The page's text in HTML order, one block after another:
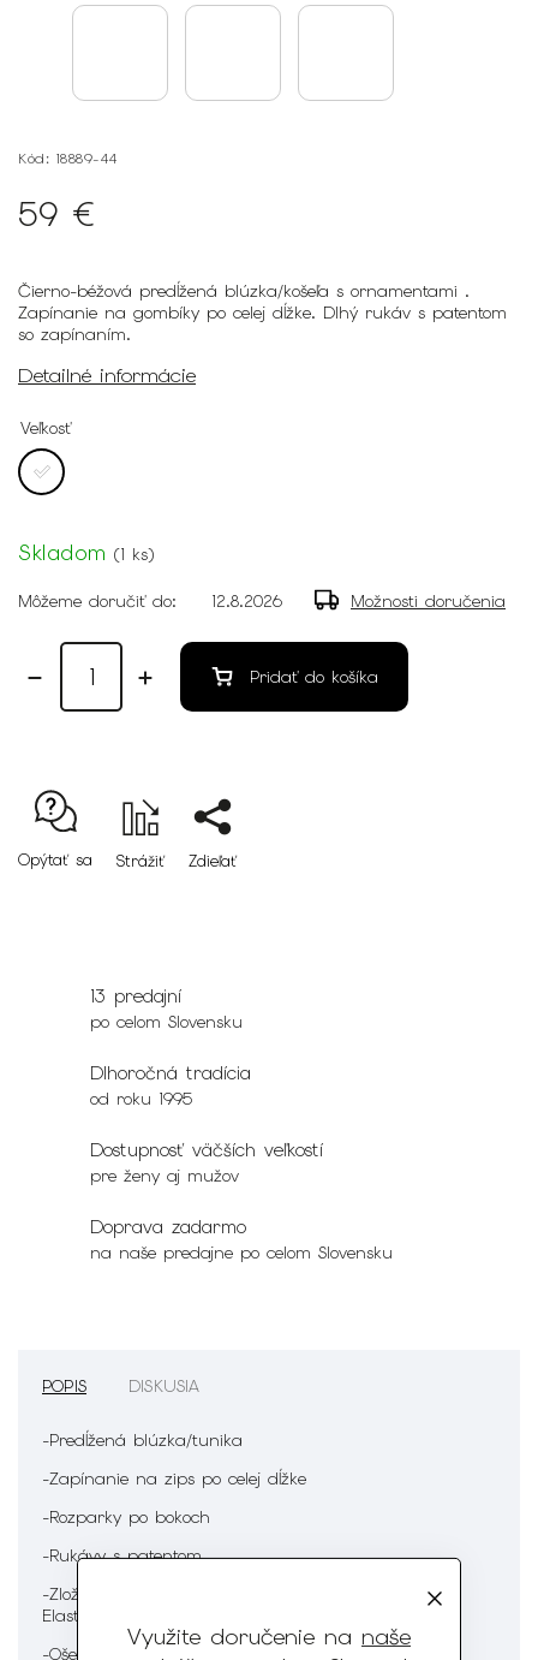
Využite doručenie na naše
Kód: 18889-44
59 €
Čierno-béžová predĺžená blúzka/košeľa s ornamentami .
Zapínanie na gombíky po celej dĺžke. Dlhý rukáv s patentom
so zapínaním.
Detailné informácie
Veľkosť
Skladom (1 ks)
Môžeme doručiť do: 12.8.2026 Možnosti doručenia
Pridať do košíka
Opýtať sa Strážiť Zdieľať
13 predajní
po celom Slovensku
Dlhoročná tradícia
od roku 1995
Dostupnosť väčších veľkostí
pre ženy aj mužov
Doprava zadarmo
na naše predajne po celom Slovensku
POPIS DISKUSIA
-Predĺžená blúzka/tunika
-Zapínanie na zips po celej dĺžke
-Rozparky po bokoch
-Rukávy s patentom
-Zloženie : 65% Bavlna 20% Polyester 10% Nylon 5%
Elastan
-Ošetrenie :